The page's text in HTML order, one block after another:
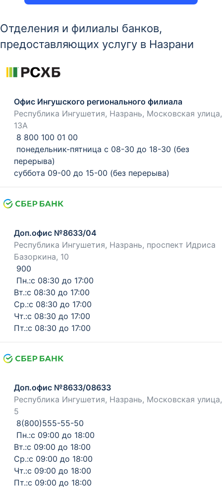
Отделения и филиалы банков,
предоставляющих услугу в Назрани
Офис Ингушского регионального филиала
Республика Ингушетия, Назрань, Московская улица,
13А
8 800 100 01 00
понедельник-пятница с 08-30 до 18-30 (без
перерыва)
суббота 09-00 до 15-00 (без перерыва)
Доп.офис №8633/04
Республика Ингушетия, Назрань, проспект Идриса
Базоркина, 10
900
Пн.:с 08:30 до 17:00
Вт.:с 08:30 до 17:00
Ср.:с 08:30 до 17:00
Чт.:с 08:30 до 17:00
Пт.:с 08:30 до 17:00
Доп.офис №8633/08633
Республика Ингушетия, Назрань, Московская улица,
5
8(800)555-55-50
Пн.:с 09:00 до 18:00
Вт.:с 09:00 до 18:00
Ср.:с 09:00 до 18:00
Чт.:с 09:00 до 18:00
Пт.:с 09:00 до 18:00